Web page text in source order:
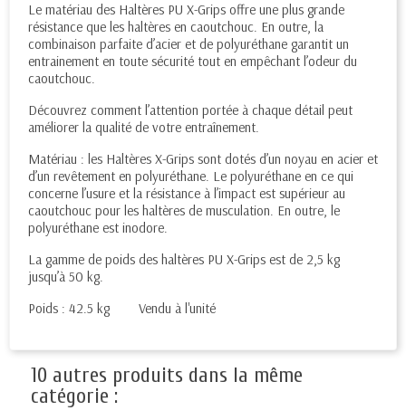
Le matériau des Haltères PU X-Grips offre une plus grande
résistance que les haltères en caoutchouc. En outre, la
combinaison parfaite d’acier et de polyuréthane garantit un
entrainement en toute sécurité tout en empêchant l’odeur du
caoutchouc.
Découvrez comment l’attention portée à chaque détail peut
améliorer la qualité de votre entraînement.
Matériau : les Haltères X-Grips sont dotés d’un noyau en acier et
d’un revêtement en polyuréthane. Le polyuréthane en ce qui
concerne l’usure et la résistance à l’impact est supérieur au
caoutchouc pour les haltères de musculation. En outre, le
polyuréthane est inodore.
La gamme de poids des haltères PU X-Grips est de 2,5 kg
jusqu’à 50 kg.
Poids : 42.5 kg Vendu à l'unité
10 autres produits dans la même
catégorie :